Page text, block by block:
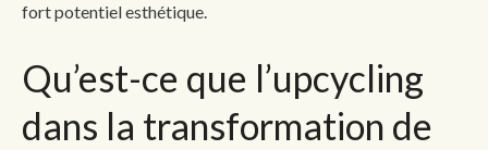
fort potentiel esthétique.
Qu’est-ce que l’upcycling
dans la transformation de